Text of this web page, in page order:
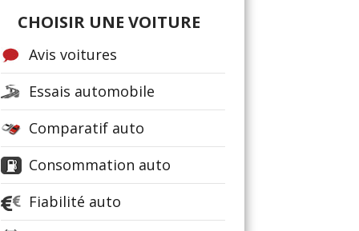
CHOISIR UNE VOITURE
Avis voitures
Essais automobile
Comparatif auto
Consommation auto
Fiabilité auto